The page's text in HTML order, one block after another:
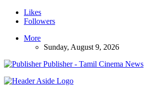
Likes
Followers
More
Sunday, August 9, 2026
Publisher - Tamil Cinema News